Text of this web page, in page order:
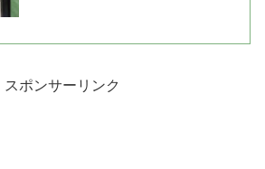
スポンサーリンク